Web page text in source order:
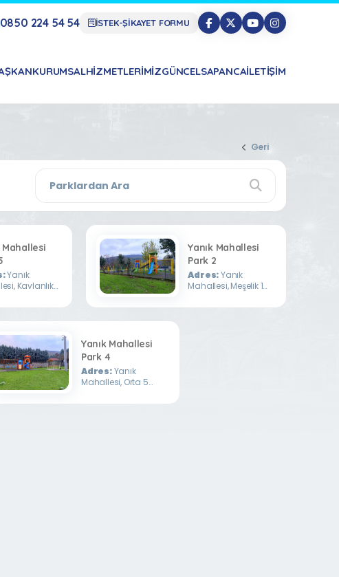
0850 224 54 54 İSTEK-ŞİKAYET FORMU
KURUMSALHIZMETLERIMIZGÜNCELSAPANCAİLETIŞIM
Geri
Mahallesi
Yanık
Kavlanlık
Yanık Mahallesi
Park 2
Adres:Yanık
Mahallesi, Meşelik 1
Yanık Mahallesi
Park 4
Adres:Yanık
Mahallesi, Orta 5